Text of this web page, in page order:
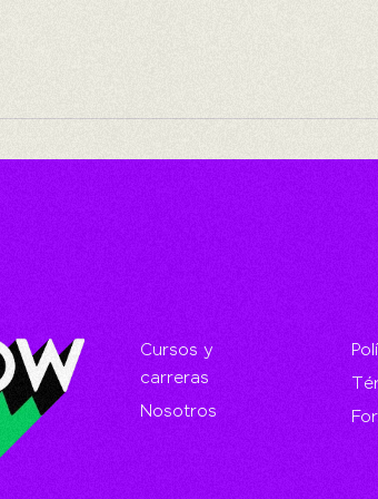
Cursos y
carreras
Nosotros